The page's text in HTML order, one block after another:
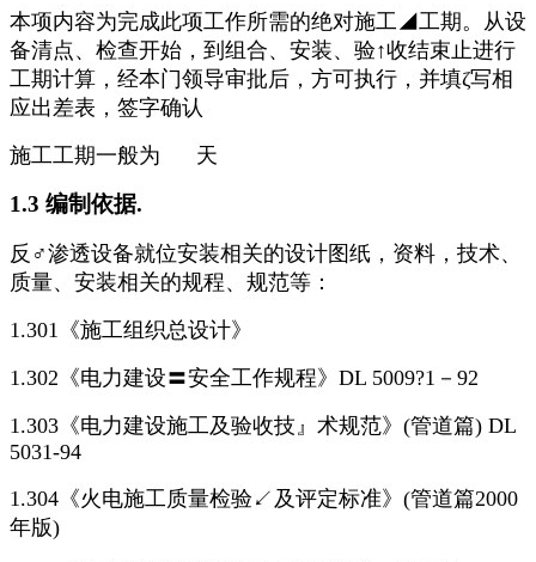
本项内容为完成此项工作所需的绝对施工◢工期。从设
备清点、检查开始，到组合、安装、验↑收结束止进行
工期计算，经本门领导审批后，方可执行，并填ζ写相
应出差表，签字确认
施工工期一般为 天
1.3 编制依据.
反♂渗透设备就位安装相关的设计图纸，资料，技术、
质量、安装相关的规程、规范等：
1.301《施工组织总设计》
1.302《电力建设〓安全工作规程》DL 5009?1－92
1.303《电力建设施工及验收技』术规范》(管道篇) DL
5031-94
1.304《火电施工质量检验↙及评定标准》(管道篇2000
年版)